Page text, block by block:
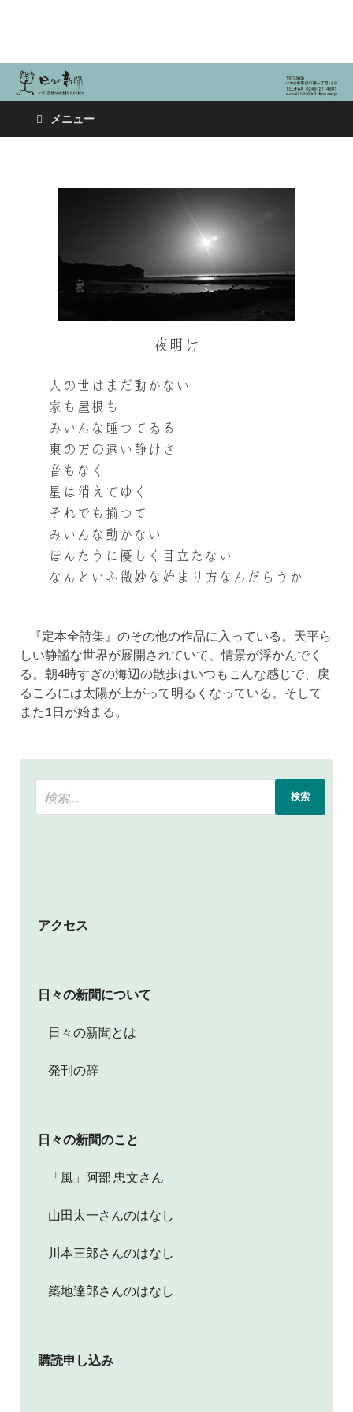
日々の新聞
メニュー
夜明け
人の世はまだ動かない
家も屋根も
みいんな睡つてゐる
東の方の遠い静けさ
音もなく
星は消えてゆく
それでも揃つて
みいんな動かない
ほんたうに優しく目立たない
なんといふ微妙な始まり方なんだらうか
『定本全詩集』のその他の作品に入っている。天平ら
しい静謐な世界が展開されていて、情景が浮かんでく
る。朝4時すぎの海辺の散歩はいつもこんな感じで、戻
るころには太陽が上がって明るくなっている。そして
また1日が始まる。
アクセス
日々の新聞について
日々の新聞とは
発刊の辞
日々の新聞のこと
「風」阿部 忠文さん
山田太一さんのはなし
川本三郎さんのはなし
築地達郎さんのはなし
購読申し込み